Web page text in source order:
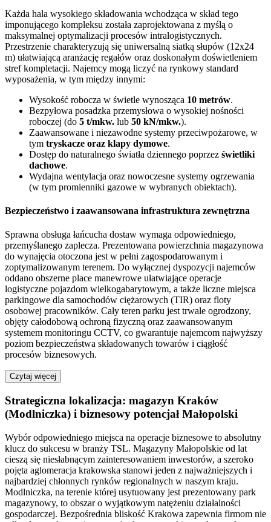
Każda hala wysokiego składowania wchodząca w skład tego
imponującego kompleksu została zaprojektowana z myślą o
maksymalnej optymalizacji procesów intralogistycznych.
Przestrzenie charakteryzują się uniwersalną siatką słupów (12x24
m) ułatwiającą aranżację regałów oraz doskonałym doświetleniem
stref kompletacji. Najemcy mogą liczyć na rynkowy standard
wyposażenia, w tym między innymi:
Wysokość robocza w świetle wynosząca 10 metrów.
Bezpyłowa posadzka przemysłowa o wysokiej nośności
roboczej (do 5 t/mkw. lub 50 kN/mkw.).
Zaawansowane i niezawodne systemy przeciwpożarowe, w
tym tryskacze oraz klapy dymowe.
Dostęp do naturalnego światła dziennego poprzez świetliki
dachowe.
Wydajna wentylacja oraz nowoczesne systemy ogrzewania
(w tym promienniki gazowe w wybranych obiektach).
Bezpieczeństwo i zaawansowana infrastruktura zewnętrzna
Sprawna obsługa łańcucha dostaw wymaga odpowiedniego,
przemyślanego zaplecza. Prezentowana powierzchnia magazynowa
do wynajęcia otoczona jest w pełni zagospodarowanym i
zoptymalizowanym terenem. Do wyłącznej dyspozycji najemców
oddano obszerne place manewrowe ułatwiające operacje
logistyczne pojazdom wielkogabarytowym, a także liczne miejsca
parkingowe dla samochodów ciężarowych (TIR) oraz floty
osobowej pracowników. Cały teren parku jest trwale ogrodzony,
objęty całodobową ochroną fizyczną oraz zaawansowanym
systemem monitoringu CCTV, co gwarantuje najemcom najwyższy
poziom bezpieczeństwa składowanych towarów i ciągłość
procesów biznesowych.
Czytaj więcej
Strategiczna lokalizacja: magazyn Kraków
(Modlniczka) i biznesowy potencjał Małopolski
Wybór odpowiedniego miejsca na operacje biznesowe to absolutny
klucz do sukcesu w branży TSL. Magazyny Małopolskie od lat
cieszą się niesłabnącym zainteresowaniem inwestorów, a szeroko
pojęta aglomeracja krakowska stanowi jeden z najważniejszych i
najbardziej chłonnych rynków regionalnych w naszym kraju.
Modlniczka, na terenie której usytuowany jest prezentowany park
magazynowy, to obszar o wyjątkowym natężeniu działalności
gospodarczej. Bezpośrednia bliskość Krakowa zapewnia firmom nie